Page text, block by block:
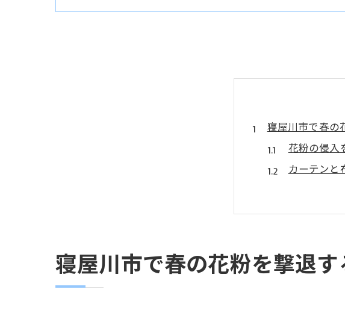
寝屋川市で春の
花粉の侵入
カーテンと
空気清浄
洗濯物の室
専門家が教
プロが教える梅
寝屋川市で春の花粉を撃退